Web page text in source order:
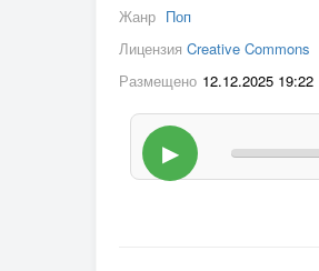
Жанр Поп
Лицензия Creative Commons
Размещено 12.12.2025 19:22
▶